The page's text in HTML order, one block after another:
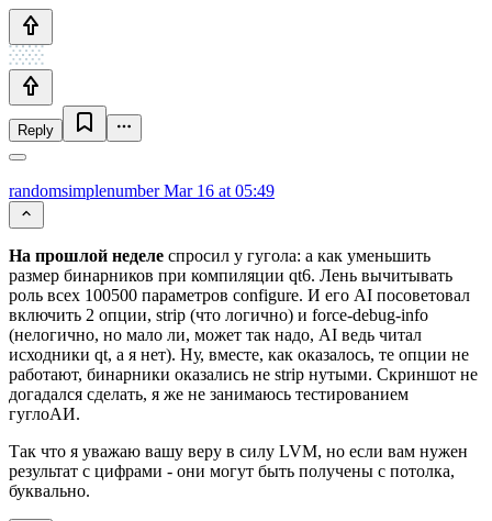
Reply
randomsimplenumberMar 16 at 05:49
На прошлой неделе спросил у гугола: а как уменьшить
размер бинарников при компиляции qt6. Лень вычитывать
роль всех 100500 параметров configure. И его AI посоветовал
включить 2 опции, strip (что логично) и force-debug-info
(нелогично, но мало ли, может так надо, AI ведь читал
исходники qt, а я нет). Ну, вместе, как оказалось, те опции не
работают, бинарники оказались не strip нутыми. Скриншот не
догадался сделать, я же не занимаюсь тестированием
гуглоАИ.
Так что я уважаю вашу веру в силу LVM, но если вам нужен
результат с цифрами - они могут быть получены с потолка,
буквально.